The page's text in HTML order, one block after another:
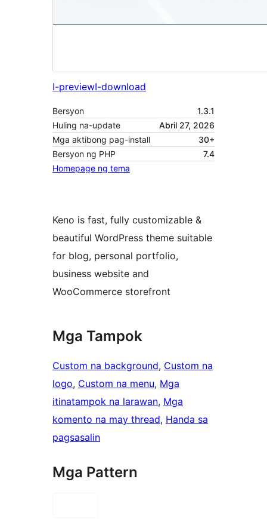
I-previewI-download
Bersyon
1.3.1
Huling na-update
Abril 27, 2026
Mga aktibong pag-install
30+
Bersyon ng PHP
7.4
Homepage ng tema
Keno is fast, fully customizable &
beautiful WordPress theme suitable
for blog, personal portfolio,
business website and
WooCommerce storefront
Mga Tampok
Custom na background, Custom na
logo, Custom na menu, Mga
itinatampok na larawan, Mga
komento na may thread, Handa sa
pagsasalin
Mga Pattern